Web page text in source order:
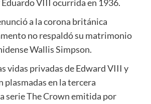
VIII ocurrida en 1936.
a la corona británica
no respaldó su matrimonio
Wallis Simpson.
vidas privadas de Edward VIII y
plasmadas en la tercera
serie The Crown emitida por